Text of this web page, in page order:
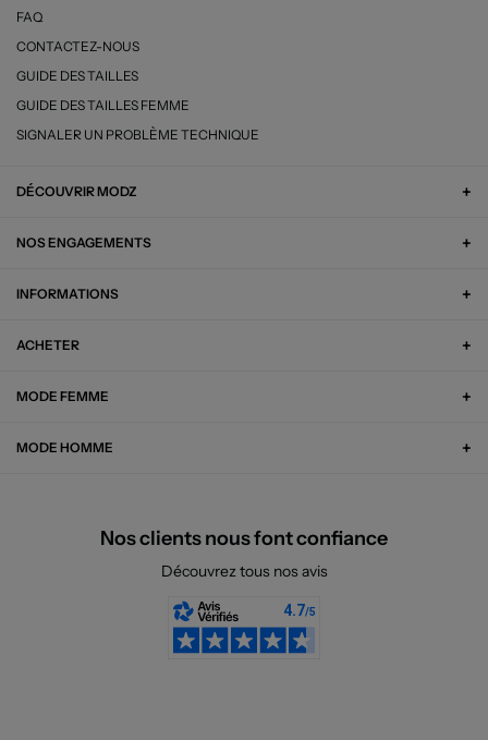
FAQ
CONTACTEZ-NOUS
GUIDE DES TAILLES
GUIDE DES TAILLES FEMME
SIGNALER UN PROBLÈME TECHNIQUE
DÉCOUVRIR MODZ
NOS ENGAGEMENTS
INFORMATIONS
ACHETER
MODE FEMME
MODE HOMME
Nos clients nous font confiance
Découvrez tous nos avis